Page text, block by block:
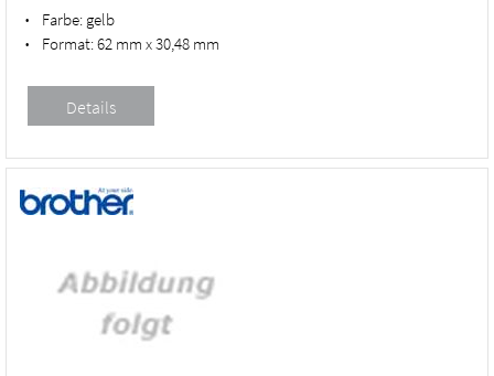
• Farbe: gelb
• Format:62 mm x 30,48 mm